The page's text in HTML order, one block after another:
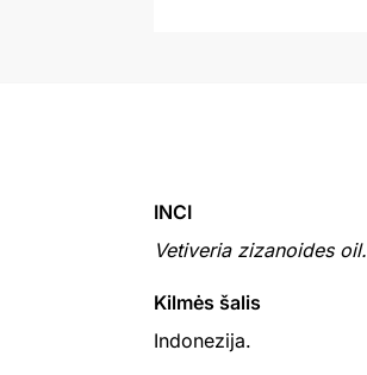
INCI
Vetiveria zizanoides oil.
Kilmės šalis
Indonezija.